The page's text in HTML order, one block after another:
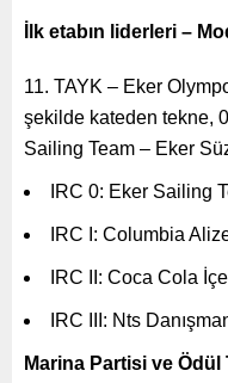
İlk etabın liderleri –
11. TAYK – Eker
şekilde kateden tekne,
Sailing Team – Eker
IRC 0: Eker Sailing
IRC I: Columbia
IRC II: Coca Cola
IRC III: Nts
Marina Partisi ve Ödül